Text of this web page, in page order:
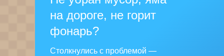
на дороге, не горит
фонарь?
Столкнулись с проблемой —